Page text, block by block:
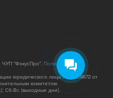
ЧУП "ФокусПро". Политика
юридического лица №193659672 от
комитетом.
Сб-Вс (выходные дни).